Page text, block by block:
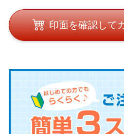
印面を確認して